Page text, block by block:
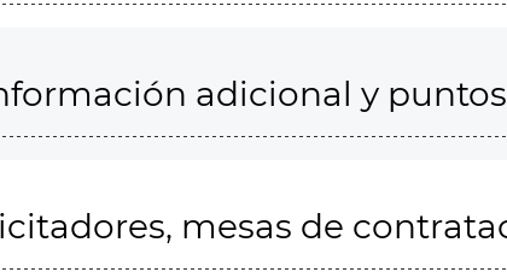
adicional y
mesas de